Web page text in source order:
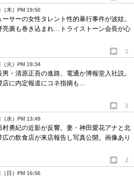
木）PM 19:50
サーの女性タレント性的暴行事件が波紋。
亮廣も巻き込まれ…トライストーン会長が心
1
火）PM 19:34
・清原正吾の進路、電通か博報堂入社説。
店に内定報道にコネ指摘も…
2
水）PM 13:49
村勇紀の近影が反響。妻・神田愛花アナと北
広の飲食店が来店報告し写真公開。画像あり
2
日）PM 16:56